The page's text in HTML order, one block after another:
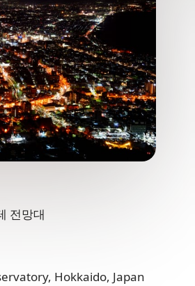
전망대
Hokkaido, Japan